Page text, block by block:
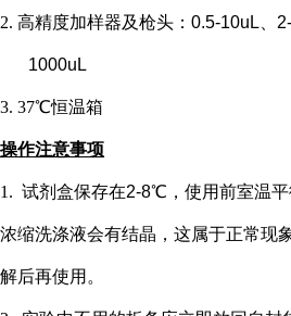
2. 高精度加样器及枪头： 0.5-10uL、
1000uL
3. 37℃恒温箱
操作注意事项
1. 试剂盒保存在2-8℃，使用前室温
浓缩洗涤液会有结晶，这属于正常现
解后再使用。